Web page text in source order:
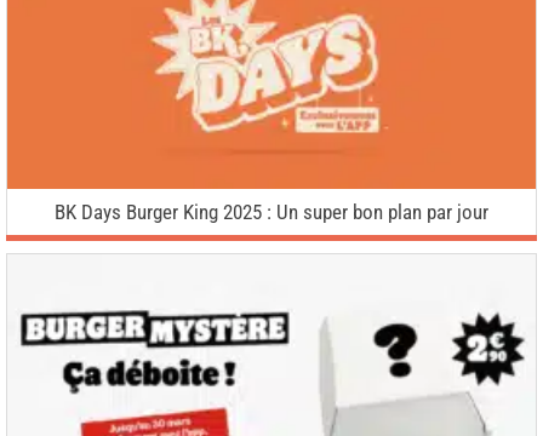
BK Days Burger King 2025 : Un super bon plan par jour